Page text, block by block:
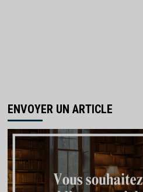
ENVOYER UN ARTICLE